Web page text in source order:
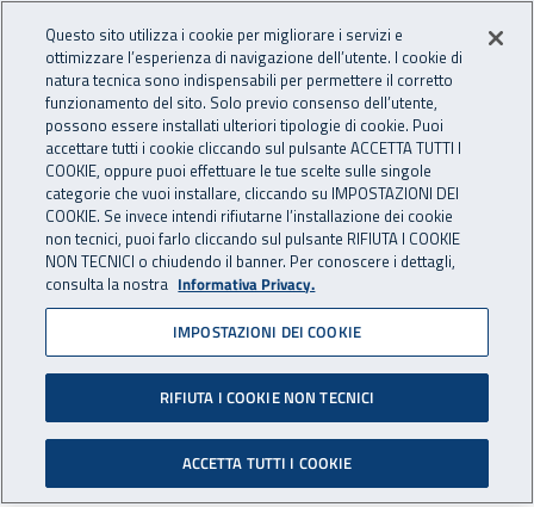
INAIL - Istituto Nazionale
OPENDATA Apri cerca
Navigazione principale
Navigazione - Ti trovi in:
Home Dataset Malattie Professionali
Tipologiche
Nazioni/Continenti
Nazioni/Continenti
Area pubblicazione:
Questo sito utilizza i cookie per migliorare i servizi e
ottimizzare l’esperienza di navigazione dell’utente. I cookie di
natura tecnica sono indispensabili per permettere il corretto
funzionamento del sito. Solo previo consenso dell’utente,
possono essere installati ulteriori tipologie di cookie. Puoi
accettare tutti i cookie cliccando sul pulsante ACCETTA TUTTI I
COOKIE, oppure puoi effettuare le tue scelte sulle singole
categorie che vuoi installare, cliccando su IMPOSTAZIONI DEI
COOKIE. Se invece intendi rifiutarne l’installazione dei cookie
non tecnici, puoi farlo cliccando sul pulsante RIFIUTA I COOKIE
NON TECNICI o chiudendo il banner. Per conoscere i dettagli,
consulta la nostra Informativa Privacy.
IMPOSTAZIONI DEI COOKIE
RIFIUTA I COOKIE NON TECNICI
ACCETTA TUTTI I COOKIE